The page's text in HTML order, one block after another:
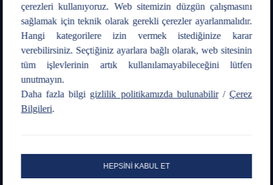
Social Media
Public Disclosure Announcement
Information society services
çerezleri kullanıyoruz. Web sitemizin düzgün çalışmasını
sağlamak için teknik olarak gerekli çerezler ayarlanmalıdır.
Hangi kategorilere izin vermek istediğinize karar
verebilirsiniz. Seçtiğiniz ayarlara bağlı olarak, web sitesinin
tüm işlevlerinin artık kullanılamayabileceğini lütfen
unutmayın.
Daha fazla bilgi gizlilik politikamızda bulunabilir/Çerez
Bilgileri.
HEPSİNİ KABUL ET